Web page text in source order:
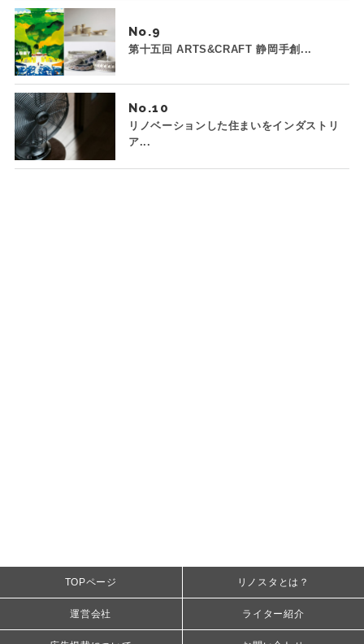
No.
第十五回 ARTS&CRAFT 静岡手創...
No.
リノベーションした住まいをインダストリ
ア...
TOPページ リノスタとは？
運営会社 ライター紹介